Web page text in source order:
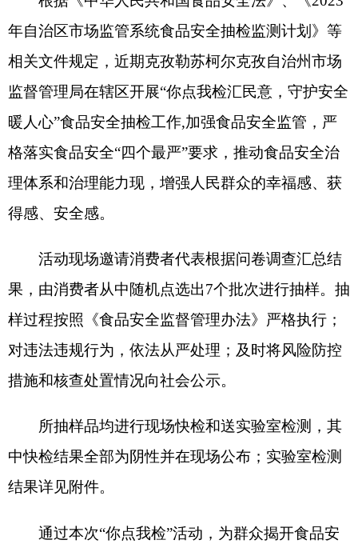
格落实食品安全“四个最严”要求，推动食品安全治
理体系和治理能力现，增强人民群众的幸福感、获
得感、安全感。
活动现场邀请消费者代表根据问卷调查汇总结
果，由消费者从中随机点选出7个批次进行抽样。抽
样过程按照《食品安全监督管理办法》严格执行；
对违法违规行为，依法从严处理；及时将风险防控
中快检结果全部为阴性并在现场公布；实验室检测
结果详见附件。
通过本次“你点我检”活动，为群众揭开食品安
全抽检的“神秘面纱”，满足消费者对食品安全监管
的个性化需求，普及食品安全抽检工作，践行我为
场随机抽样检验和实验室检测，排查发现食品安全
问题和风险，做到早发现、早研判、早预警、早处
置，确保市场食品安全。
合格食品请拨打食品安全投诉举报电话12315进行